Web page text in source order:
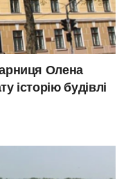
Олена
історію будівлі